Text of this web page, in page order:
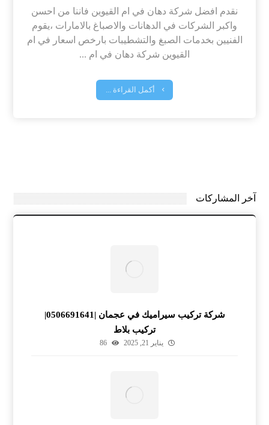
نقدم افضل شركة دهان في ام القيوين فاننا من احسن
واكبر الشركات في الدهانات والاصباغ بالامارات ،يقوم
الفنيين بخدمات الصبغ والتشطيبات بارخص اسعار في ام
القيوين شركة دهان في ام ...
أكمل القراءة ...
آخر المشاركات
شركة تركيب سيراميك في عجمان |0506691641|
تركيب بلاط
يناير 21, 2025 86